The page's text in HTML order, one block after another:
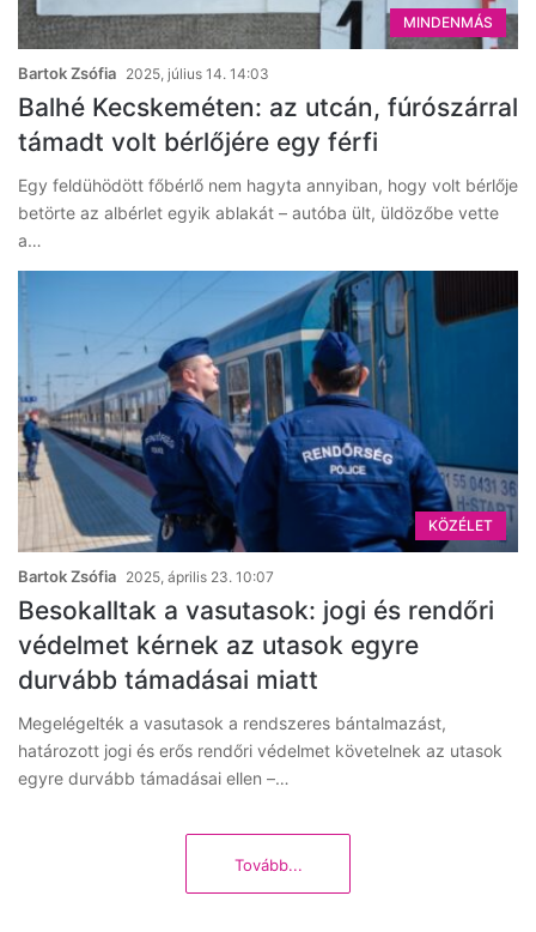
MINDENMÁS
Bartok Zsófia 2025, július 14. 14:03
Balhé Kecskeméten: az utcán, fúrószárral
támadt volt bérlőjére egy férfi
Egy feldühödött főbérlő nem hagyta annyiban, hogy volt bérlője
betörte az albérlet egyik ablakát – autóba ült, üldözőbe vette
a…
KÖZÉLET
Bartok Zsófia 2025, április 23. 10:07
Besokalltak a vasutasok: jogi és rendőri
védelmet kérnek az utasok egyre
durvább támadásai miatt
Megelégelték a vasutasok a rendszeres bántalmazást,
határozott jogi és erős rendőri védelmet követelnek az utasok
egyre durvább támadásai ellen –…
Tovább...